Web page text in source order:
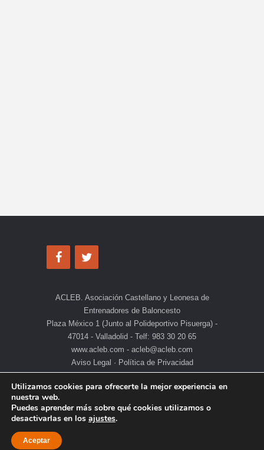
ACLEB. Asociación Castellano y Leonesa de
Entrenadores de Baloncesto
Plaza México 1 (Junto al Polideportivo Pisuerga) -
47014 - Valladolid - Telf: 983 30 20 65
www.acleb.com - acleb@acleb.com
Aviso Legal · Política de Privacidad
Utilizamos cookies para ofrecerte la mejor experiencia en
nuestra web.
Puedes aprender más sobre qué cookies utilizamos o
desactivarlas en los ajustes.
Aceptar